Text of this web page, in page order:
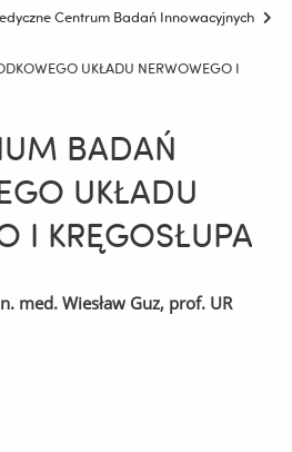
Centrum Badań Innowacyjnych
UKŁADU NERWOWEGO I
BADAŃ
UKŁADU
I KRĘGOSŁUPA
med. Wiesław Guz, prof. UR